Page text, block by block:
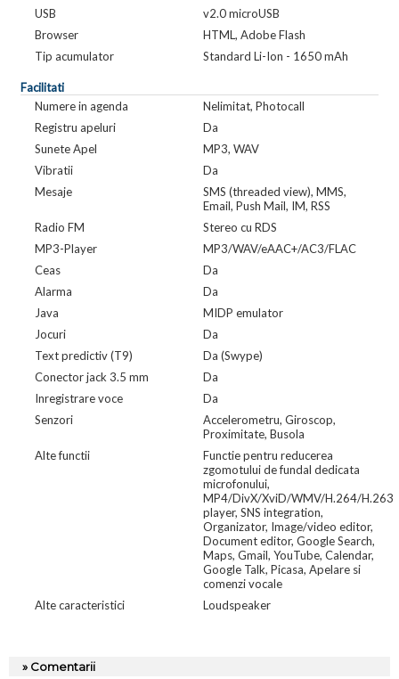
USB
v2.0 microUSB
Browser
HTML, Adobe Flash
Tip acumulator
Standard Li-Ion - 1650 mAh
Facilitati
Numere in agenda
Nelimitat, Photocall
Registru apeluri
Da
Sunete Apel
MP3, WAV
Vibratii
Da
Mesaje
SMS (threaded view), MMS,
Email, Push Mail, IM, RSS
Radio FM
Stereo cu RDS
MP3-Player
MP3/WAV/eAAC+/AC3/FLAC
Ceas
Da
Alarma
Da
Java
MIDP emulator
Jocuri
Da
Text predictiv (T9)
Da (Swype)
Conector jack 3.5 mm
Da
Inregistrare voce
Da
Senzori
Accelerometru, Giroscop,
Proximitate, Busola
Alte functii
Functie pentru reducerea
zgomotului de fundal dedicata
microfonului,
MP4/DivX/XviD/WMV/H.264/H.263
player, SNS integration,
Organizator, Image/video editor,
Document editor, Google Search,
Maps, Gmail, YouTube, Calendar,
Google Talk, Picasa, Apelare si
comenzi vocale
Alte caracteristici
Loudspeaker
» Comentarii